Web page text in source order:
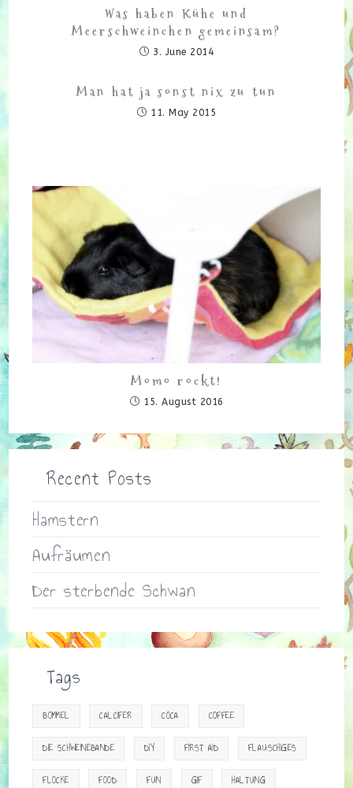
Was haben Kühe und
Meerschweinchen gemeinsam?
3. June 2014
Man hat ja sonst nix zu tun
11. May 2015
Momo rockt!
15. August 2016
Recent Posts
Hamstern
Aufräumen
Der sterbende Schwan
Tags
BOMMEL CALCIFER COCA COFFEE
DIE SCHWEINEBANDE DIY FIRST AID FLAUSCHIGES
FLOCKE FOOD FUN GIF HALTUNG